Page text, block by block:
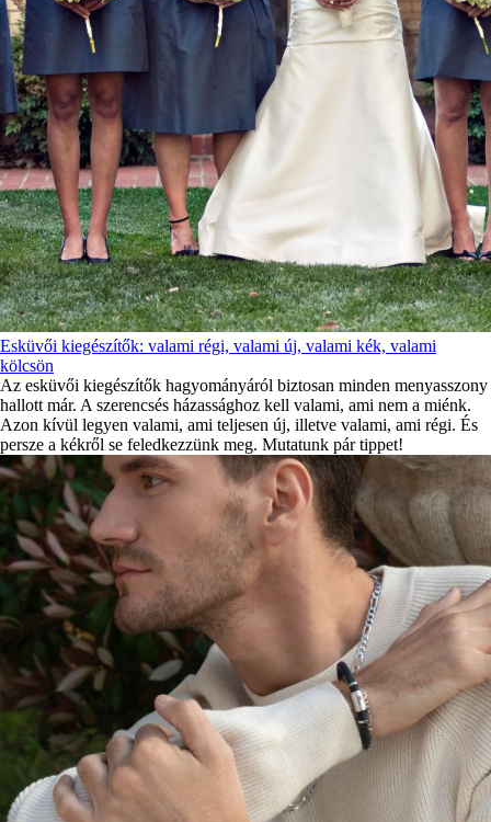
Esküvői kiegészítők: valami régi, valami új, valami kék, valami
kölcsön
Az esküvői kiegészítők hagyományáról biztosan minden menyasszony
hallott már. A szerencsés házassághoz kell valami, ami nem a miénk.
Azon kívül legyen valami, ami teljesen új, illetve valami, ami régi. És
persze a kékről se feledkezzünk meg. Mutatunk pár tippet!